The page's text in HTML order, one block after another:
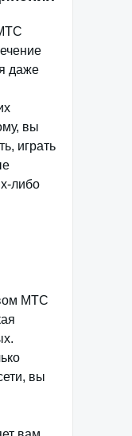
даже
вы
играть
либо
МТС
вы